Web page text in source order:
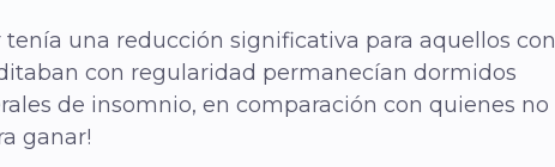
una reducción significativa para aquellos con
con regularidad permanecían dormidos
de insomnio, en comparación con quienes no
ganar!